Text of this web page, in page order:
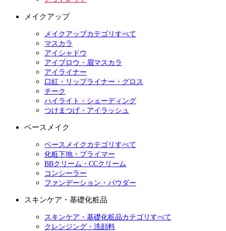
メイクアップ
メイクアップカテゴリすべて
マスカラ
アイシャドウ
アイブロウ・眉マスカラ
アイライナー
口紅・リップライナー・グロス
チーク
ハイライト・シェーディング
つけまつげ・アイラッシュ
ベースメイク
ベースメイクカテゴリすべて
化粧下地・プライマー
BBクリーム・CCクリーム
コンシーラー
ファンデーション・パウダー
スキンケア・基礎化粧品
スキンケア・基礎化粧品カテゴリすべて
クレンジング・洗顔料